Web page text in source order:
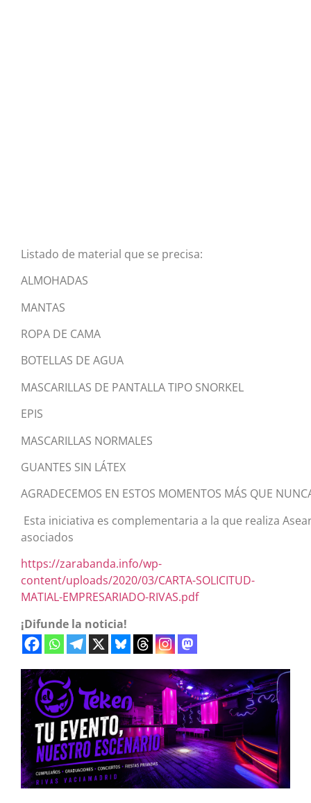
Listado de material que se precisa:
ALMOHADAS
MANTAS
ROPA DE CAMA
BOTELLAS DE AGUA
MASCARILLAS DE PANTALLA TIPO SNORKEL
EPIS
MASCARILLAS NORMALES
GUANTES SIN LÁTEX
AGRADECEMOS EN ESTOS MOMENTOS MÁS QUE
Esta iniciativa es complementaria a la que realiza
asociados
https://zarabanda.info/wp-
content/uploads/2020/03/CARTA-SOLICITUD-
MATIAL-EMPRESARIADO-RIVAS.pdf
¡Difunde la noticia!